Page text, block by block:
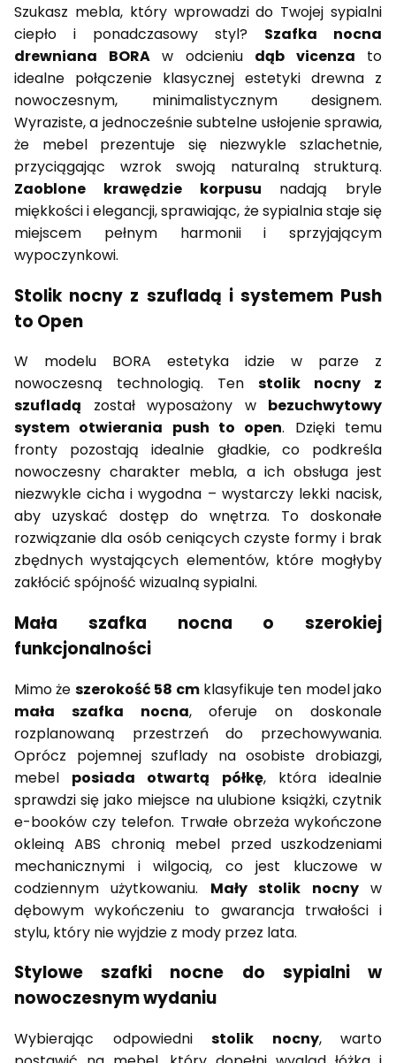
Szukasz mebla, który wprowadzi do Twojej sypialni
ciepło i ponadczasowy styl? Szafka nocna
drewniana BORAw odcieniu dąb vicenza to
idealne połączenie klasycznej estetyki drewna z
nowoczesnym, minimalistycznym designem.
Wyraziste, a jednocześnie subtelne usłojenie sprawia,
że mebel prezentuje się niezwykle szlachetnie,
przyciągając wzrok swoją naturalną strukturą.
Zaoblone krawędzie korpusu nadają bryle
miękkości i elegancji, sprawiając, że sypialnia staje się
miejscem pełnym harmonii i sprzyjającym
wypoczynkowi.
Stolik nocny z szufladą i systemem Push
to Open
W modelu BORA estetyka idzie w parze z
nowoczesną technologią. Ten stolik nocny z
szufladą został wyposażony w bezuchwytowy
system otwierania push to open. Dzięki temu
fronty pozostają idealnie gładkie, co podkreśla
nowoczesny charakter mebla, a ich obsługa jest
niezwykle cicha i wygodna – wystarczy lekki nacisk,
aby uzyskać dostęp do wnętrza. To doskonałe
rozwiązanie dla osób ceniących czyste formy i brak
zbędnych wystających elementów, które mogłyby
zakłócić spójność wizualną sypialni.
Mała szafka nocna o szerokiej
funkcjonalności
Mimo że szerokość 58 cmklasyfikuje ten model jako
mała szafka nocna, oferuje on doskonale
rozplanowaną przestrzeń do przechowywania.
Oprócz pojemnej szuflady na osobiste drobiazgi,
mebel posiada otwartą półkę, która idealnie
sprawdzi się jako miejsce na ulubione książki, czytnik
e-booków czy telefon. Trwałe obrzeża wykończone
okleiną ABS chronią mebel przed uszkodzeniami
mechanicznymi i wilgocią, co jest kluczowe w
codziennym użytkowaniu. Mały stolik nocnyw
dębowym wykończeniu to gwarancja trwałości i
stylu, który nie wyjdzie z mody przez lata.
Stylowe szafki nocne do sypialni w
nowoczesnym wydaniu
Wybierając odpowiedni stolik nocny, warto